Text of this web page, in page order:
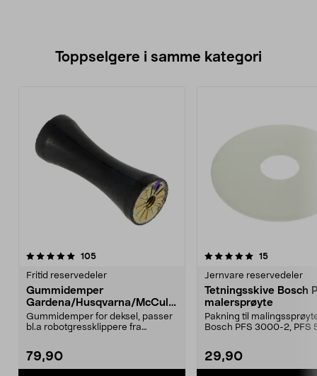
Toppselgere i samme kategori
105anmeldelser
Fritid reservedeler
Gummidemper
Gardena/Husqvarna/McCullo
ch/Flymo
Gummidemper for deksel, passer
bl.a robotgressklippere fra
79,90
5.0 av 5 stjerner 15anmeldelser
Jernvare reservedeler
Tetningsskive Bosch
malersprøyte
Pakning til
Bosch PFS 3000-2, PFS
29,90
4.5 av 5 stjerner